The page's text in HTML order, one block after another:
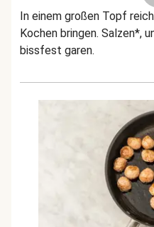
In einem großen Topf
Kochen bringen. Salzen*,
bissfest garen.